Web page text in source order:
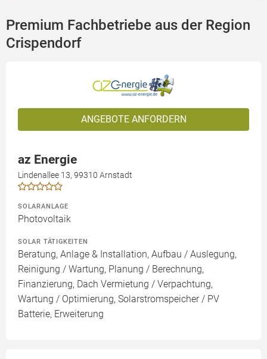
Premium Fachbetriebe aus der Region
Crispendorf
ANGEBOTE ANFORDERN
az Energie
Lindenallee 13, 99310 Arnstadt
SOLARANLAGE
Photovoltaik
SOLAR TÄTIGKEITEN
Beratung, Anlage & Installation, Aufbau / Auslegung,
Reinigung / Wartung, Planung / Berechnung,
Finanzierung, Dach Vermietung / Verpachtung,
Wartung / Optimierung, Solarstromspeicher / PV
Batterie, Erweiterung